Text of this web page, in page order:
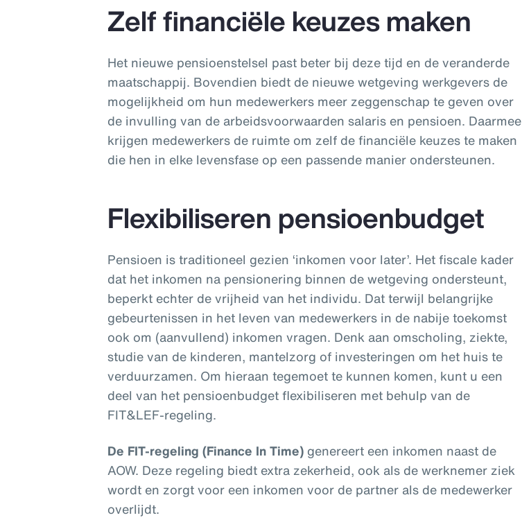
Zelf financiële keuzes maken
Het nieuwe pensioenstelsel past beter bij deze tijd en de veranderde
maatschappij. Bovendien biedt de nieuwe wetgeving werkgevers de
mogelijkheid om hun medewerkers meer zeggenschap te geven over
de invulling van de arbeidsvoorwaarden salaris en pensioen. Daarmee
krijgen medewerkers de ruimte om zelf de financiële keuzes te maken
die hen in elke levensfase op een passende manier ondersteunen.
Flexibiliseren pensioenbudget
Pensioen is traditioneel gezien ‘inkomen voor later’. Het fiscale kader
dat het inkomen na pensionering binnen de wetgeving ondersteunt,
beperkt echter de vrijheid van het individu. Dat terwijl belangrijke
gebeurtenissen in het leven van medewerkers in de nabije toekomst
ook om (aanvullend) inkomen vragen. Denk aan omscholing, ziekte,
studie van de kinderen, mantelzorg of investeringen om het huis te
verduurzamen. Om hieraan tegemoet te kunnen komen, kunt u een
deel van het pensioenbudget flexibiliseren met behulp van de
FIT&LEF-regeling.
De FIT-regeling (Finance In Time) genereert een inkomen naast de
AOW. Deze regeling biedt extra zekerheid, ook als de werknemer ziek
wordt en zorgt voor een inkomen voor de partner als de medewerker
overlijdt.